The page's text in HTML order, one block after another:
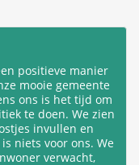
positieve manier
mooie gemeente
ons is het tijd om
te doen. We zien
invullen en
niets voor ons. We
verwacht,